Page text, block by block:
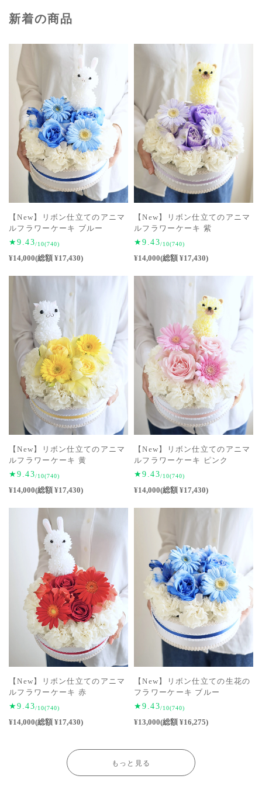
新着の商品
【New】リボン仕立てのアニマ
ルフラワーケーキ ブルー
★9.43/10(740)
¥14,000(総額 ¥17,430)
【New】リボン仕立てのアニマ
ルフラワーケーキ 紫
★9.43/10(740)
¥14,000(総額 ¥17,430)
【New】リボン仕立てのアニマ
ルフラワーケーキ 黄
★9.43/10(740)
¥14,000(総額 ¥17,430)
【New】リボン仕立てのアニマ
ルフラワーケーキ ピンク
★9.43/10(740)
¥14,000(総額 ¥17,430)
【New】リボン仕立てのアニマ
ルフラワーケーキ 赤
★9.43/10(740)
¥14,000(総額 ¥17,430)
【New】リボン仕立ての生花の
フラワーケーキ ブルー
★9.43/10(740)
¥13,000(総額 ¥16,275)
もっと見る